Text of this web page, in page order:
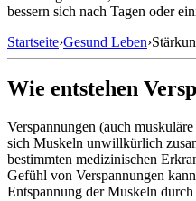
bessern sich nach Tagen oder
Startseite›Gesund Leben›
Wie entstehen
Verspannungen (auch
sich Muskeln unwillkürlich
bestimmten medizinischen
Gefühl von Verspannungen
Entspannung der Muskeln